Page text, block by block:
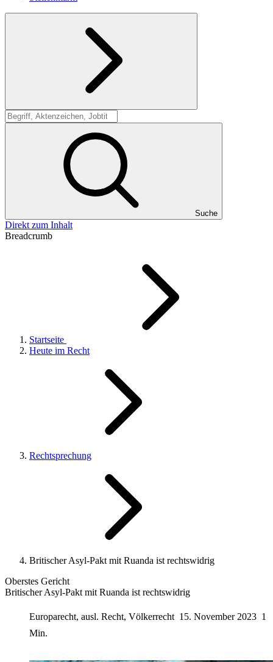
Suche
Suche
Direkt zum Inhalt
Breadcrumb
Startseite
Heute im Recht
Rechtsprechung
Britischer Asyl-Pakt mit Ruanda ist rechtswidrig
Oberstes Gericht
Britischer Asyl-Pakt mit Ruanda ist rechtswidrig
Europarecht, ausl. Recht, Völkerrecht 15. November 2023 1
Min.